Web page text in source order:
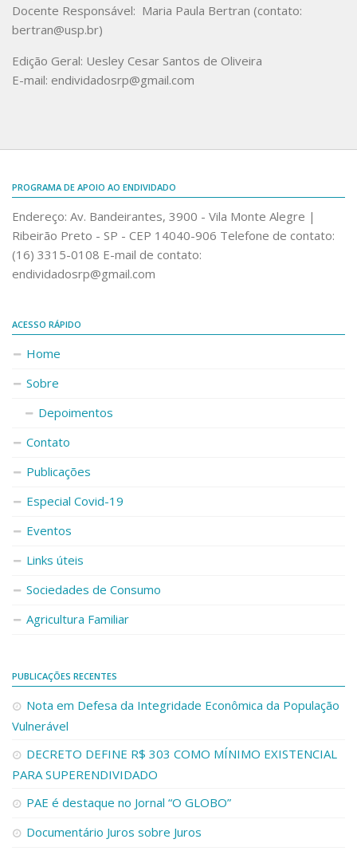
Docente Responsável: Maria Paula Bertran (contato:
bertran@usp.br)
Edição Geral: Uesley Cesar Santos de Oliveira
E-mail: endividadosrp@gmail.com
PROGRAMA DE APOIO AO ENDIVIDADO
Endereço: Av. Bandeirantes, 3900 - Vila Monte Alegre |
Ribeirão Preto - SP - CEP 14040-906 Telefone de contato:
(16) 3315-0108 E-mail de contato:
endividadosrp@gmail.com
ACESSO RÁPIDO
Home
Sobre
Depoimentos
Contato
Publicações
Especial Covid-19
Eventos
Links úteis
Sociedades de Consumo
Agricultura Familiar
PUBLICAÇÕES RECENTES
Nota em Defesa da Integridade Econômica da População
Vulnerável
DECRETO DEFINE R$ 303 COMO MÍNIMO EXISTENCIAL
PARA SUPERENDIVIDADO
PAE é destaque no Jornal “O GLOBO”
Documentário Juros sobre Juros